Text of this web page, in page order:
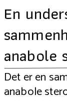
En
anabole
Det er en
anabole